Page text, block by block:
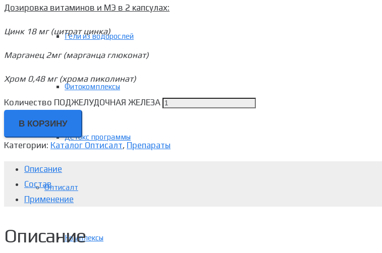
Гели из водорослей
Фитокомплексы
Детокс программы
Оптисалт
Комплексы
Дозировка витаминов и МЭ в 2 капсулах:
Цинк 18 мг (цитрат цинка)
Марганец 2мг (марганца глюконат)
Хром 0,48 мг (хрома пиколинат)
Количество ПОДЖЕЛУДОЧНАЯ ЖЕЛЕЗА
В КОРЗИНУ
Категории: Каталог Оптисалт, Препараты
Описание
Состав
Применение
Описание